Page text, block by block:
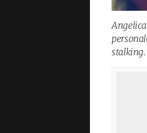
stalking.